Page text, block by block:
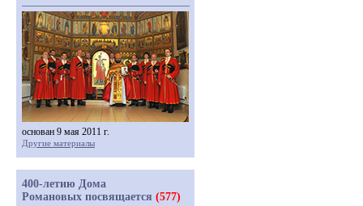
основан 9 мая 2011 г.
Другие материалы
400-летию Дома
Романовых посвящается (577)